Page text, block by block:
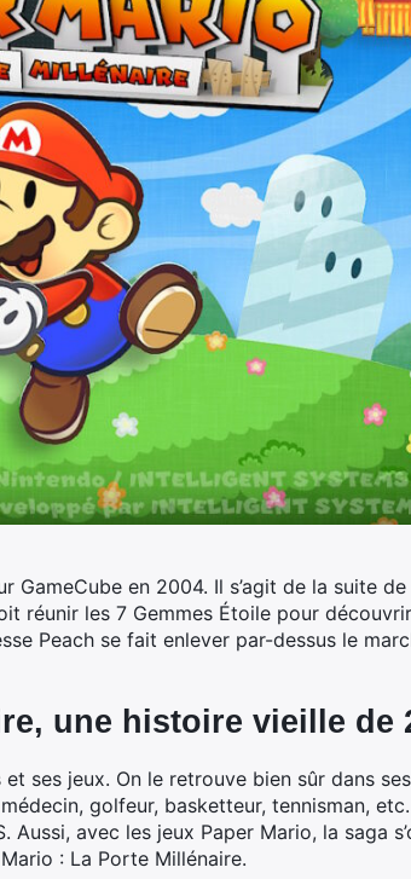
GameCube en 2004. Il s’agit de la suite
réunir les 7 Gemmes Étoile pour
Peach se fait enlever par-dessus le
une histoire vieille de
ses jeux. On le retrouve bien sûr dans
golfeur, basketteur, tennisman,
Aussi, avec les jeux Paper Mario, la saga
: La Porte Millénaire.